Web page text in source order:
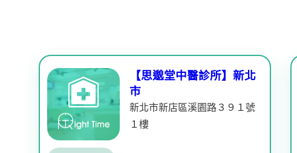
【思邈堂中醫診所】新北
市
新北市新店區溪園路３９１號
１樓